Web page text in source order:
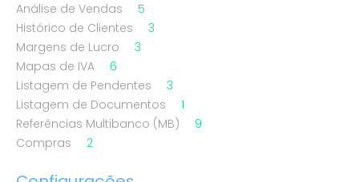
Análise de Vendas
5
Histórico de Clientes
3
Margens de Lucro
3
Mapas de IVA
6
Listagem de Pendentes
3
Listagem de Documentos
1
Referências Multibanco (MB)
9
Compras
2